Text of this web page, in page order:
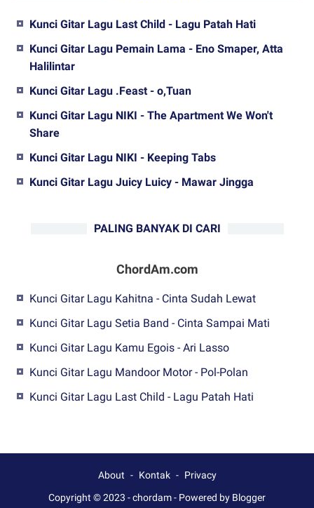
Kunci Gitar Lagu Last Child - Lagu Patah Hati
Kunci Gitar Lagu Pemain Lama - Eno Smaper, Atta
Halilintar
Kunci Gitar Lagu .Feast - o,Tuan
Kunci Gitar Lagu NIKI - The Apartment We Won't
Share
Kunci Gitar Lagu NIKI - Keeping Tabs
Kunci Gitar Lagu Juicy Luicy - Mawar Jingga
PALING BANYAK DI CARI
ChordAm.com
Kunci Gitar Lagu Kahitna - Cinta Sudah Lewat
Kunci Gitar Lagu Setia Band - Cinta Sampai Mati
Kunci Gitar Lagu Kamu Egois - Ari Lasso
Kunci Gitar Lagu Mandoor Motor - Pol-Polan
Kunci Gitar Lagu Last Child - Lagu Patah Hati
About Kontak
Privacy
Copyright © 2023 -chordam- Powered by Blogger